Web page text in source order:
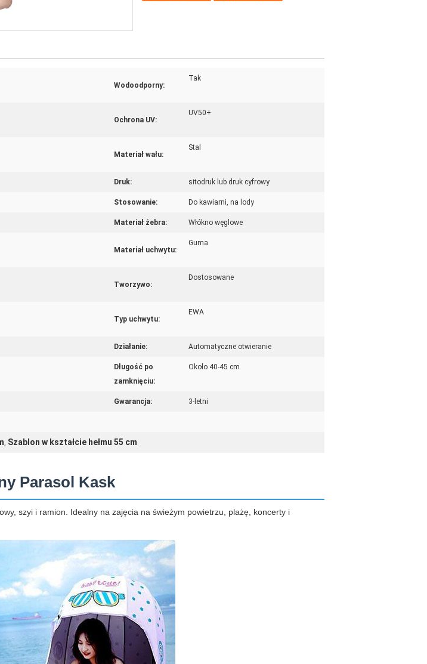
Wodoodporny:
Tak
Ochrona UV:
UV50+
Materiał wału:
Stal
Druk: sitodruk lub druk cyfrowy
Stosowanie: Do kawiarni, na lody
Materiał żebra: Włókno węglowe
Materiał uchwytu:
Guma
Tworzywo:
Dostosowane
Typ uchwytu:
EWA
Działanie: Automatyczne otwieranie
Długość po
zamknięciu:
Około 40-45 cm
Gwarancja: 3-letni
, Szablon w kształcie hełmu 55 cm
Parasol Kask
szyi i ramion. Idealny na zajęcia na świeżym powietrzu, plażę, koncerty i